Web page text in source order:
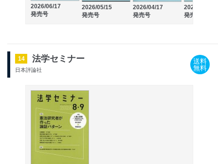
2026/06/17
発売号
2026/05/15
発売号
2026/04/17
発売号
2026/03/17
発売号
14 法学セミナー
日本評論社
送料
無料